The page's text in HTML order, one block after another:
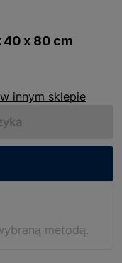
40 x 80 cm
innym sklepie
metodą.